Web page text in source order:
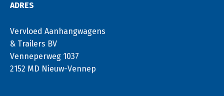
ADRES
Vervloed Aanhangwagens
& Trailers BV
Venneperweg 1037
2152 MD Nieuw-Vennep